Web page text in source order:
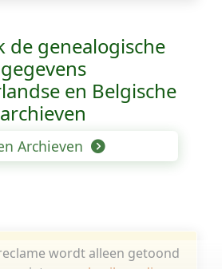
de genealogische
gegevens
en Belgische
archieven
Archieven
wordt alleen getoond